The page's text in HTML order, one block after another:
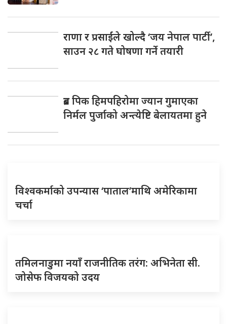
राणा र प्रसाईंले खोल्दै ‘जय नेपाल पार्टी’,
साउन २८ गते घोषणा गर्ने तयारी
ब्रड पिक हिमपहिरोमा ज्यान गुमाएका
निर्मल पुर्जाको अन्त्येष्टि बेलायतमा हुने
विश्वकर्माको उपन्यास ‘पाताल’माथि अमेरिकामा
चर्चा
तमिलनाडुमा नयाँ राजनीतिक तरंग: अभिनेता सी.
जोसेफ विजयको उदय